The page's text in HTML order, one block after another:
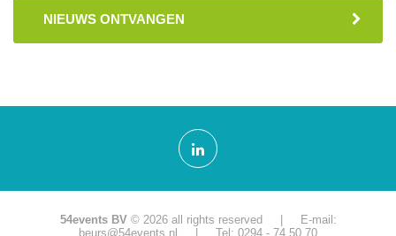
NIEUWS ONTVANGEN
54events BV© 2026 all rights reserved | E-mail:
beurs@54events.nl
| Tel: 0294 - 74 50 70